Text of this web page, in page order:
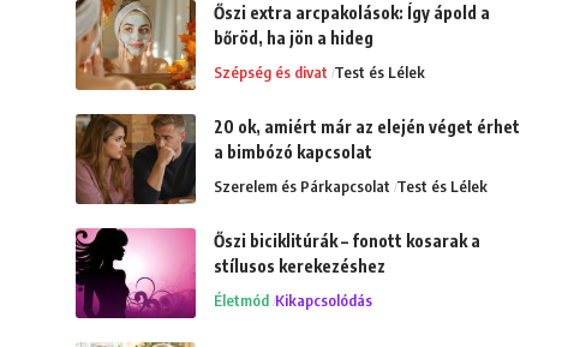
Őszi extra arcpakolások: Így ápold a
bőröd, ha jön a hideg
Szépség és divat Test és Lélek
20 ok, amiért már az elején véget érhet
a bimbózó kapcsolat
Szerelem és Párkapcsolat Test és Lélek
Őszi biciklitúrák – fonott kosarak a
stílusos kerekezéshez
Életmód Kikapcsolódás